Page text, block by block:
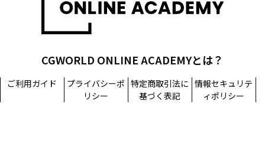
CGWORLD ONLINE ACADEMYとは？
ご利用ガイド
プライバシーポ
リシー
特定商取引法に
基づく表記
情報セキュリテ
ィポリシー